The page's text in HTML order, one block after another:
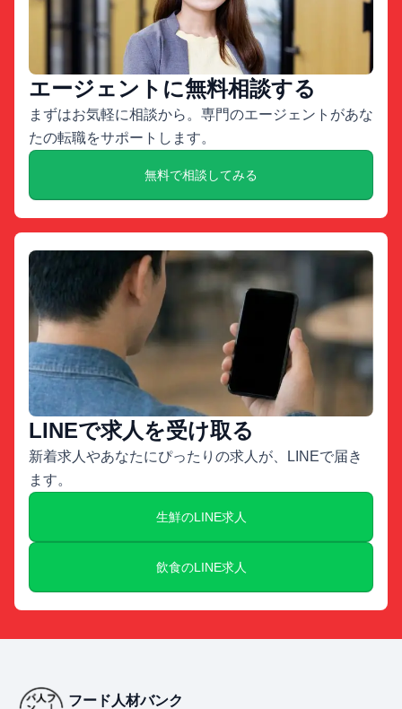
エージェントに無料相談する
まずはお気軽に相談から。専門のエージェントがあな
たの転職をサポートします。
無料で相談してみる
LINEで求人を受け取る
新着求人やあなたにぴったりの求人が、LINEで届き
ます。
生鮮のLINE求人
飲食のLINE求人
フード人材バンク